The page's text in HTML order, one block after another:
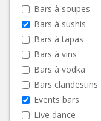
Bars à soupes
Bars à sushis
Bars à tapas
Bars à vins
Bars à vodka
Bars clandestins
Events bars
Live dance